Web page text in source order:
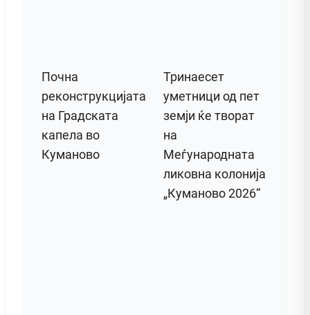
Почна
реконструкцијата
на Градската
капела во
Куманово
Тринаесет
уметници од пет
земји ќе творат
на
Меѓународната
ликовна колонија
„Куманово 2026“